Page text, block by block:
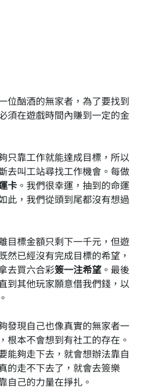
位酗酒的無家者，為了要找到
須在遊戲時間內賺到一定的金
只靠工作就能達成目標，所以
去叫工站尋找工作機會。每做
卡 。我們很幸運，抽到的命運
此，我們從頭到尾都沒有想過
目標金額只剩下一千元，但遊
然已經沒有完成目標的希望，
去買六合彩簽一注希望 。最後
到其他玩家願意借我們錢，以
發現自己也像真實的無家者一
根本不會想到有社工的存在。
能夠走下去，就會想辦法靠自
的走不下去了，就會去簽樂
自己的力量在掙扎。